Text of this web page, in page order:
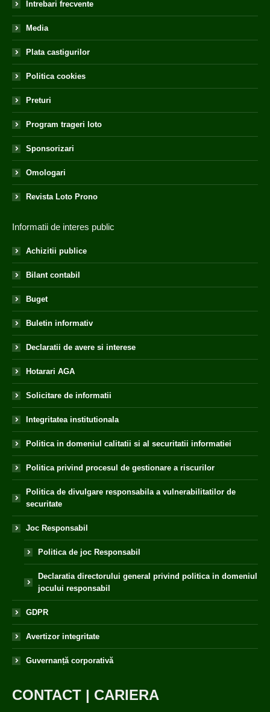
Intrebari frecvente
Media
Plata castigurilor
Politica cookies
Preturi
Program trageri loto
Sponsorizari
Omologari
Revista Loto Prono
Informatii de interes public
Achizitii publice
Bilant contabil
Buget
Buletin informativ
Declaratii de avere si interese
Hotarari AGA
Solicitare de informatii
Integritatea institutionala
Politica in domeniul calitatii si al securitatii informatiei
Politica privind procesul de gestionare a riscurilor
Politica de divulgare responsabila a vulnerabilitatilor de
securitate
Joc Responsabil
Politica de joc Responsabil
Declaratia directorului general privind politica in domeniul
jocului responsabil
GDPR
Avertizor integritate
Guvernanță corporativă
CONTACT | CARIERA